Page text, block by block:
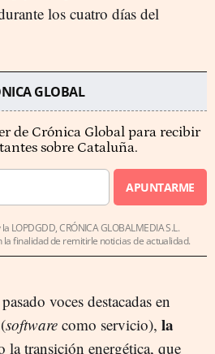
los cuatro días del
GLOBAL
de Crónica Global para recibir
sobre Cataluña.
APUNTARME
LOPDGDD, CRÓNICA GLOBALMEDIA S.L.
finalidad de remitirle noticias de actualidad.
voces destacadas en
software como servicio), la
la transición energética, que